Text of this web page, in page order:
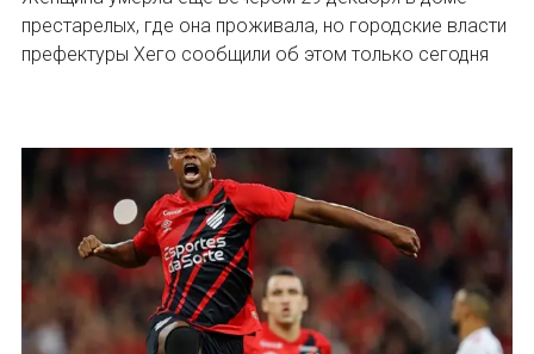
престарелых, где она проживала, но городские власти
префектуры Хего сообщили об этом только сегодня